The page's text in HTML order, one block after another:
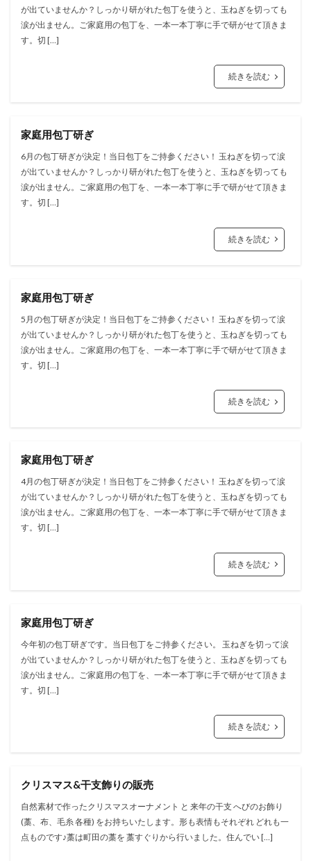
が出ていませんか？しっかり研がれた包丁を使うと、玉ねぎを切っても
涙が出ません。ご家庭用の包丁を、一本一本丁寧に手で研がせて頂きま
す。切 […]
続きを読む
家庭用包丁研ぎ
6月の包丁研ぎが決定！当日包丁をご持参ください！ 玉ねぎを切って涙
が出ていませんか？しっかり研がれた包丁を使うと、玉ねぎを切っても
涙が出ません。ご家庭用の包丁を、一本一本丁寧に手で研がせて頂きま
す。切 […]
続きを読む
家庭用包丁研ぎ
5月の包丁研ぎが決定！当日包丁をご持参ください！ 玉ねぎを切って涙
が出ていませんか？しっかり研がれた包丁を使うと、玉ねぎを切っても
涙が出ません。ご家庭用の包丁を、一本一本丁寧に手で研がせて頂きま
す。切 […]
続きを読む
家庭用包丁研ぎ
4月の包丁研ぎが決定！当日包丁をご持参ください！ 玉ねぎを切って涙
が出ていませんか？しっかり研がれた包丁を使うと、玉ねぎを切っても
涙が出ません。ご家庭用の包丁を、一本一本丁寧に手で研がせて頂きま
す。切 […]
続きを読む
家庭用包丁研ぎ
今年初の包丁研ぎです。当日包丁をご持参ください。 玉ねぎを切って涙
が出ていませんか？しっかり研がれた包丁を使うと、玉ねぎを切っても
涙が出ません。ご家庭用の包丁を、一本一本丁寧に手で研がせて頂きま
す。切 […]
続きを読む
クリスマス&干支飾りの販売
自然素材で作ったクリスマスオーナメント と 来年の干支 へびのお飾り
(藁、布、毛糸 各種) をお持ちいたします。形も表情もそれぞれ どれも一
点ものです♪藁は町田の藁を 藁すぐりから行いました。住んでい […]